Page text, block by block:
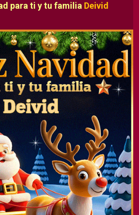
para ti y tu familia Deivid